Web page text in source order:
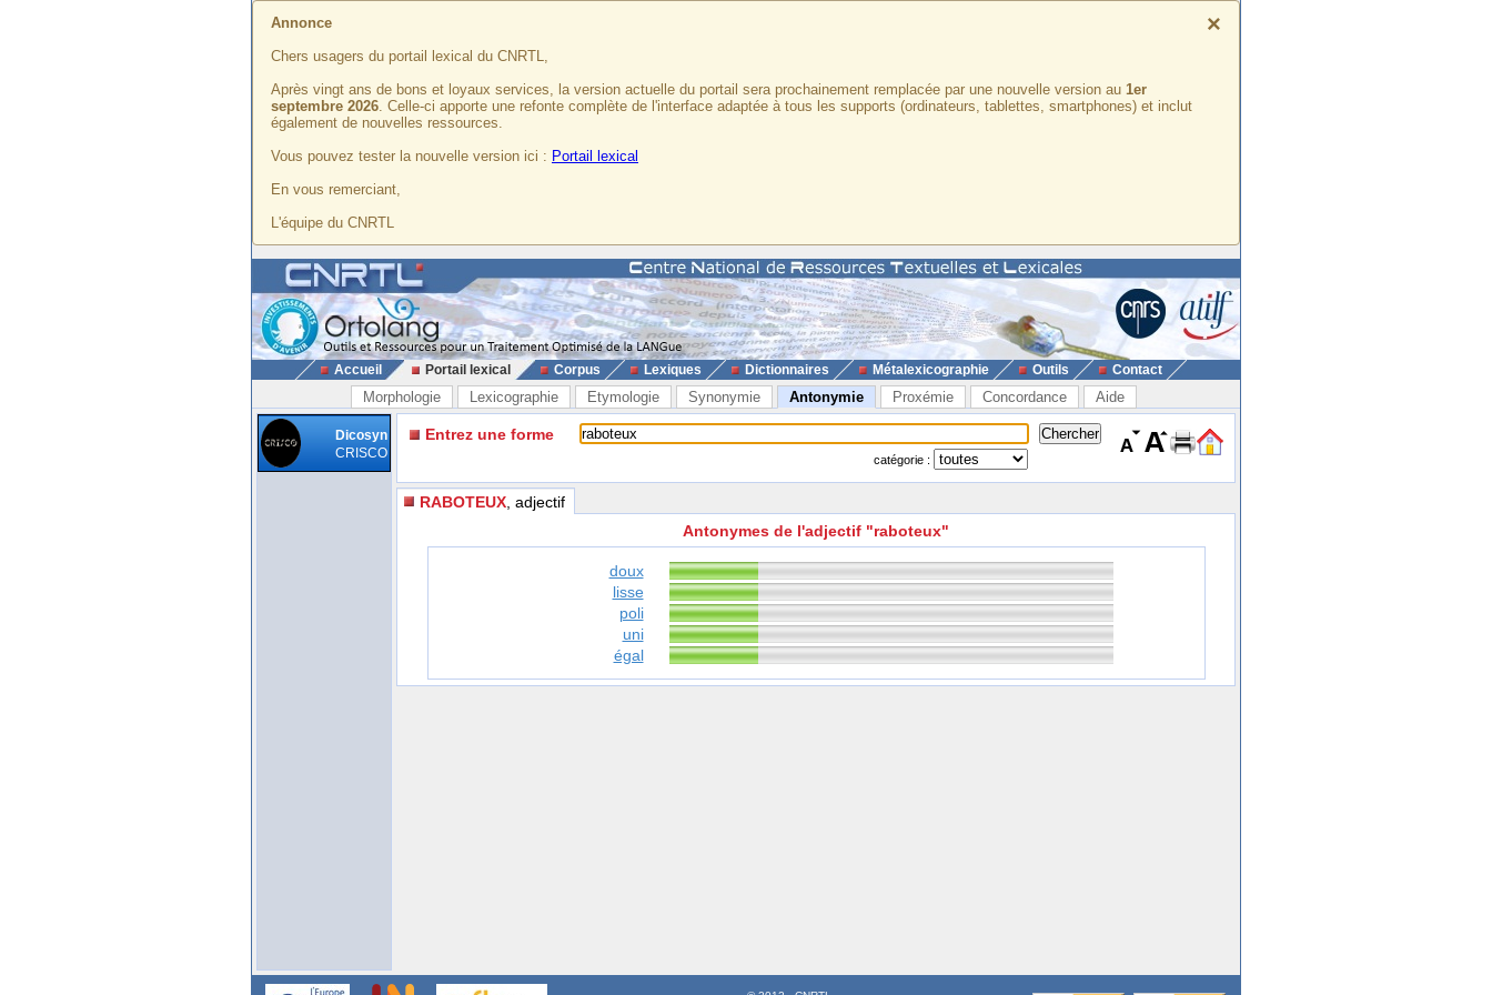
×
Annonce
Chers usagers du portail lexical du CNRTL,
Après vingt ans de bons et loyaux services, la version actuelle du portail sera prochainement remplacée par une nouvelle version au 1er
septembre 2026. Celle-ci apporte une refonte complète de l'interface adaptée à tous les supports (ordinateurs, tablettes, smartphones) et inclut
également de nouvelles ressources.
Vous pouvez tester la nouvelle version ici : Portail lexical
En vous remerciant,
L'équipe du CNRTL
Accueil Portail lexical Corpus Lexiques Dictionnaires Métalexicographie Outils Contact
Morphologie Lexicographie Etymologie Synonymie Antonymie Proxémie Concordance Aide
Dicosyn
CRISCO
Entrez une forme
catégorie :
RABOTEUX , adjectif
Antonymes de l'adjectif "raboteux"
doux
lisse
poli
uni
égal